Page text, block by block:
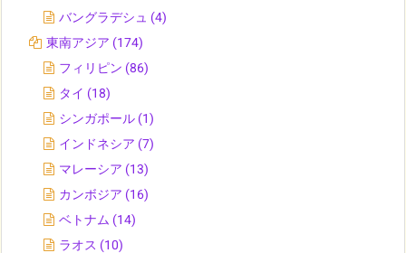
バングラデシュ (4)
東南アジア (174)
フィリピン (86)
タイ (18)
シンガポール (1)
インドネシア (7)
マレーシア (13)
カンボジア (16)
ベトナム (14)
ラオス (10)